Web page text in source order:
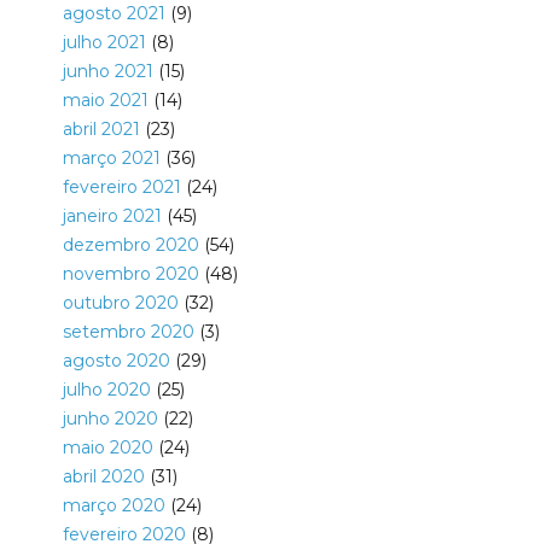
agosto 2021 (9)
julho 2021 (8)
junho 2021 (15)
maio 2021 (14)
abril 2021 (23)
março 2021 (36)
fevereiro 2021 (24)
janeiro 2021 (45)
dezembro 2020 (54)
novembro 2020 (48)
outubro 2020 (32)
setembro 2020 (3)
agosto 2020 (29)
julho 2020 (25)
junho 2020 (22)
maio 2020 (24)
abril 2020 (31)
março 2020 (24)
fevereiro 2020 (8)